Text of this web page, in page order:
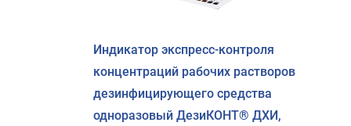
Индикатор экспресс-контроля
концентраций рабочих растворов
дезинфицирующего средства
одноразовый ДезиКОНТ® ДХИ,